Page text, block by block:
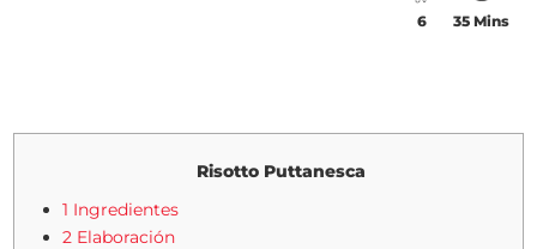
6 35 Mins
Risotto Puttanesca
1 Ingredientes
2 Elaboración